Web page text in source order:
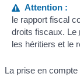
Attention :
le rapport fiscal
droits fiscaux. Le
les héritiers et le
La prise en